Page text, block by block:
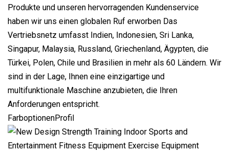
Produkte und unseren hervorragenden Kundenservice
haben wir uns einen globalen Ruf erworben Das
Vertriebsnetz umfasst Indien, Indonesien, Sri Lanka,
Singapur, Malaysia, Russland, Griechenland, Ägypten, die
Türkei, Polen, Chile und Brasilien in mehr als 60 Ländern. Wir
sind in der Lage, Ihnen eine einzigartige und
multifunktionale Maschine anzubieten, die Ihren
Anforderungen entspricht.
FarboptionenProfil